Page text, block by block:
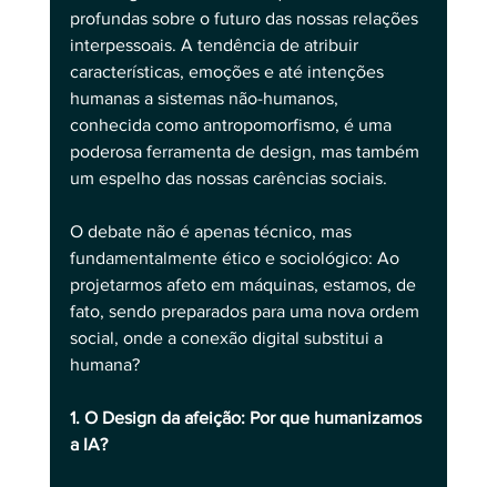
profundas sobre o futuro das nossas relações
interpessoais. A tendência de atribuir
características, emoções e até intenções
humanas a sistemas não-humanos,
conhecida como antropomorfismo, é uma
poderosa ferramenta de design, mas também
um espelho das nossas carências sociais.
O debate não é apenas técnico, mas
fundamentalmente ético e sociológico: Ao
projetarmos afeto em máquinas, estamos, de
fato, sendo preparados para uma nova ordem
social, onde a conexão digital substitui a
humana?
1. O Design da afeição: Por que humanizamos
a IA?